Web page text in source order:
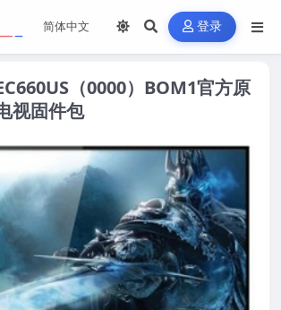
登录
（0000）BOM1官方原
视固件包